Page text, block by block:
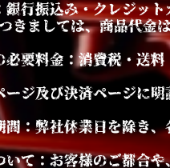
行振込み・クレジッ
きましては、商品代金
要料金：消費税・送料
ジ及び決済ページに明
：弊社休業日を除き、
て：お客様のご都合や